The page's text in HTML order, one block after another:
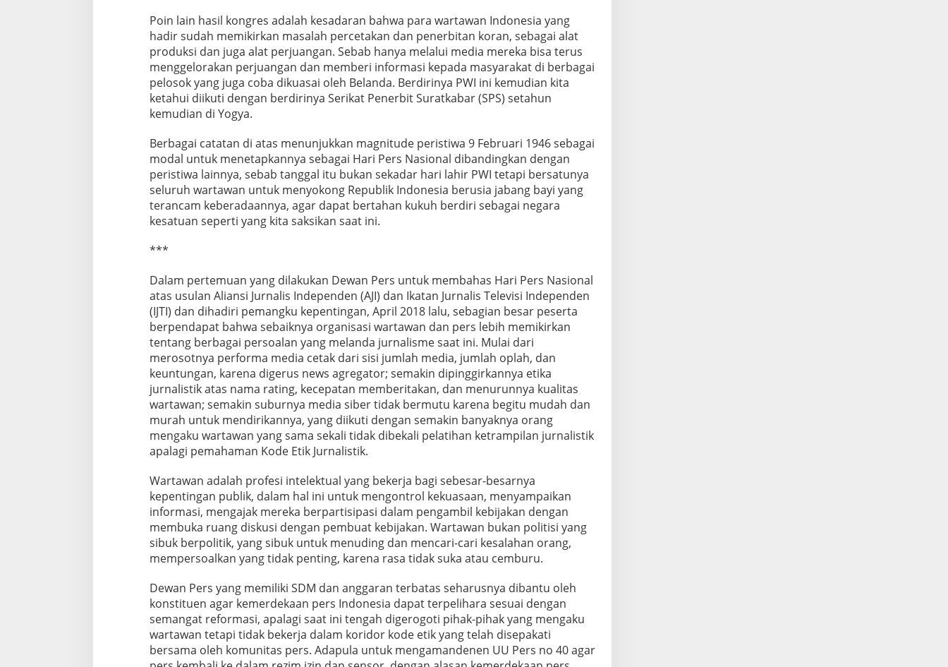
Poin lain hasil kongres adalah kesadaran bahwa para wartawan Indonesia yang
hadir sudah memikirkan masalah percetakan dan penerbitan koran, sebagai alat
produksi dan juga alat perjuangan. Sebab hanya melalui media mereka bisa terus
menggelorakan perjuangan dan memberi informasi kepada masyarakat di berbagai
pelosok yang juga coba dikuasai oleh Belanda. Berdirinya PWI ini kemudian kita
ketahui diikuti dengan berdirinya Serikat Penerbit Suratkabar (SPS) setahun
kemudian di Yogya.
Berbagai catatan di atas menunjukkan magnitude peristiwa 9 Februari 1946 sebagai
modal untuk menetapkannya sebagai Hari Pers Nasional dibandingkan dengan
peristiwa lainnya, sebab tanggal itu bukan sekadar hari lahir PWI tetapi bersatunya
seluruh wartawan untuk menyokong Republik Indonesia berusia jabang bayi yang
terancam keberadaannya, agar dapat bertahan kukuh berdiri sebagai negara
kesatuan seperti yang kita saksikan saat ini.
***
Dalam pertemuan yang dilakukan Dewan Pers untuk membahas Hari Pers Nasional
atas usulan Aliansi Jurnalis Independen (AJI) dan Ikatan Jurnalis Televisi Independen
(IJTI) dan dihadiri pemangku kepentingan, April 2018 lalu, sebagian besar peserta
berpendapat bahwa sebaiknya organisasi wartawan dan pers lebih memikirkan
tentang berbagai persoalan yang melanda jurnalisme saat ini. Mulai dari
merosotnya performa media cetak dari sisi jumlah media, jumlah oplah, dan
keuntungan, karena digerus news agregator; semakin dipinggirkannya etika
jurnalistik atas nama rating, kecepatan memberitakan, dan menurunnya kualitas
wartawan; semakin suburnya media siber tidak bermutu karena begitu mudah dan
murah untuk mendirikannya, yang diikuti dengan semakin banyaknya orang
mengaku wartawan yang sama sekali tidak dibekali pelatihan ketrampilan jurnalistik
apalagi pemahaman Kode Etik Jurnalistik.
Wartawan adalah profesi intelektual yang bekerja bagi sebesar-besarnya
kepentingan publik, dalam hal ini untuk mengontrol kekuasaan, menyampaikan
informasi, mengajak mereka berpartisipasi dalam pengambil kebijakan dengan
membuka ruang diskusi dengan pembuat kebijakan. Wartawan bukan politisi yang
sibuk berpolitik, yang sibuk untuk menuding dan mencari-cari kesalahan orang,
mempersoalkan yang tidak penting, karena rasa tidak suka atau cemburu.
Dewan Pers yang memiliki SDM dan anggaran terbatas seharusnya dibantu oleh
konstituen agar kemerdekaan pers Indonesia dapat terpelihara sesuai dengan
semangat reformasi, apalagi saat ini tengah digerogoti pihak-pihak yang mengaku
wartawan tetapi tidak bekerja dalam koridor kode etik yang telah disepakati
bersama oleh komunitas pers. Adapula untuk mengamandenen UU Pers no 40 agar